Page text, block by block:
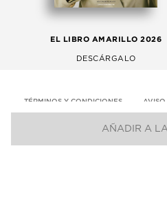
AÑADIR A
EL LIBRO AMARILLO 2026
DESCÁRGALO
TÉRMINOS Y CONDICIONES